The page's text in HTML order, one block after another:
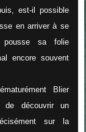
est-il possible
en arriver à se
sa folie
encore souvent
Blier
de découvrir un
sur la